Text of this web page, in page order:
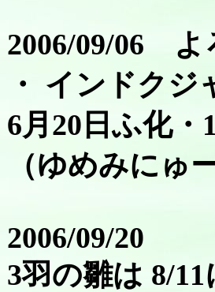
2006/09/06 よ
・ インドクジ
6月20日ふ化・
（ゆめみにゅ
2006/09/20
3羽の雛は 8/